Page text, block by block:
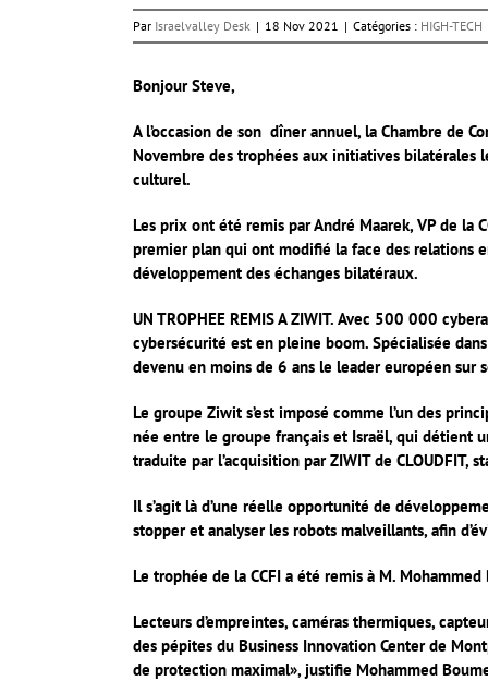
Par Israelvalley Desk | 18 Nov 2021 | Catégories : HIGH-TECH
Bonjour Steve,
A l’occasion de son dîner annuel, la Chambre de
Novembre des trophées aux initiatives bilatérales
culturel.
Les prix ont été remis par André Maarek, VP de la
premier plan qui ont modifié la face des relations
développement des échanges bilatéraux.
UN TROPHEE REMIS A ZIWIT. Avec 500 000
cybersécurité est en pleine boom. Spécialisée
devenu en moins de 6 ans le leader européen sur
Le groupe Ziwit s’est imposé comme l’un des
née entre le groupe français et Israël, qui détient
traduite par l’acquisition par ZIWIT de CLOUDFIT,
Il s’agit là d’une réelle opportunité de
stopper et analyser les robots malveillants, afin
Le trophée de la CCFI a été remis à M.
Lecteurs d’empreintes, caméras thermiques,
des pépites du Business Innovation Center de
de protection maximal», justifie Mohammed